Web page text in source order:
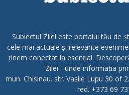
Subiectul Zilei este portalul tău de
cele mai actuale și relevante
ținem conectat la esențial.
Zilei - unde informația
mun. Chisinau. str. Vasile Lupu 30 of
red. +373 69